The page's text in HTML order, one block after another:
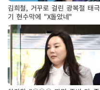
김희철, 거꾸로 걸린 광복절 태극
기 현수막에 "X돌았네"